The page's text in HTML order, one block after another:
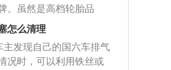
。虽然是高档轮胎品
端的轮胎都有生产，这
开拓市场。
怎么清理
主发现自己的国六车排气
况时，可以利用铁丝或